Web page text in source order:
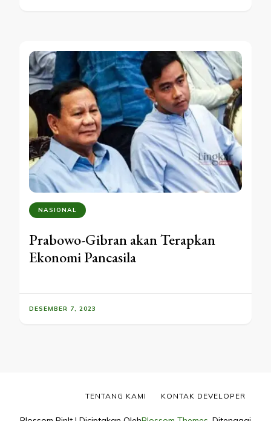
NASIONAL
Prabowo-Gibran akan Terapkan
Ekonomi Pancasila
DESEMBER 7, 2023
TENTANG KAMI KONTAK DEVELOPER